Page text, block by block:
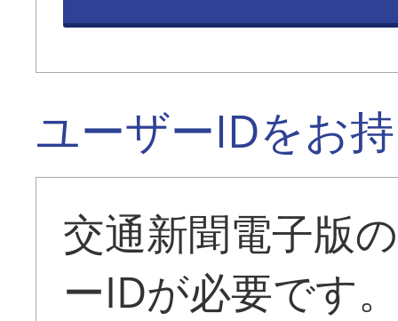
ユーザーIDをお
交通新聞電子版
ーIDが必要です